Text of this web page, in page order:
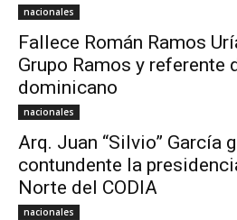
nacionales
Fallece Román Ramos
Grupo Ramos y referente
dominicano
nacionales
Arq. Juan “Silvio” García
contundente la
Norte del CODIA
nacionales